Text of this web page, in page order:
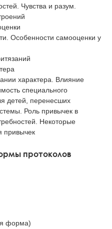
Чувства и разум.
Особенности самооценки у
характера. Влияние
специального
детей, перенесших
Роль привычек в
Некоторые
привычек
протоколов
форма)